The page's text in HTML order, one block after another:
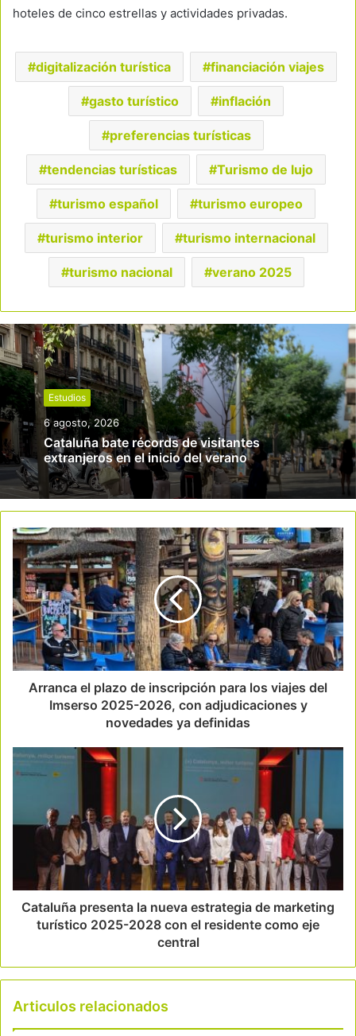
hoteles de cinco estrellas y actividades privadas.
digitalización turística financiación viajes
gasto turístico inflación
preferencias turísticas
tendencias turísticas Turismo de lujo
turismo español turismo europeo
turismo interior turismo internacional
turismo nacional verano 2025
Estudios
6 agosto, 2026
Cataluña bate récords de visitantes
extranjeros en el inicio del verano
Arranca el plazo de inscripción para los viajes del
Imserso 2025-2026, con adjudicaciones y
novedades ya definidas
Cataluña presenta la nueva estrategia de marketing
turístico 2025-2028 con el residente como eje
central
Articulos relacionados